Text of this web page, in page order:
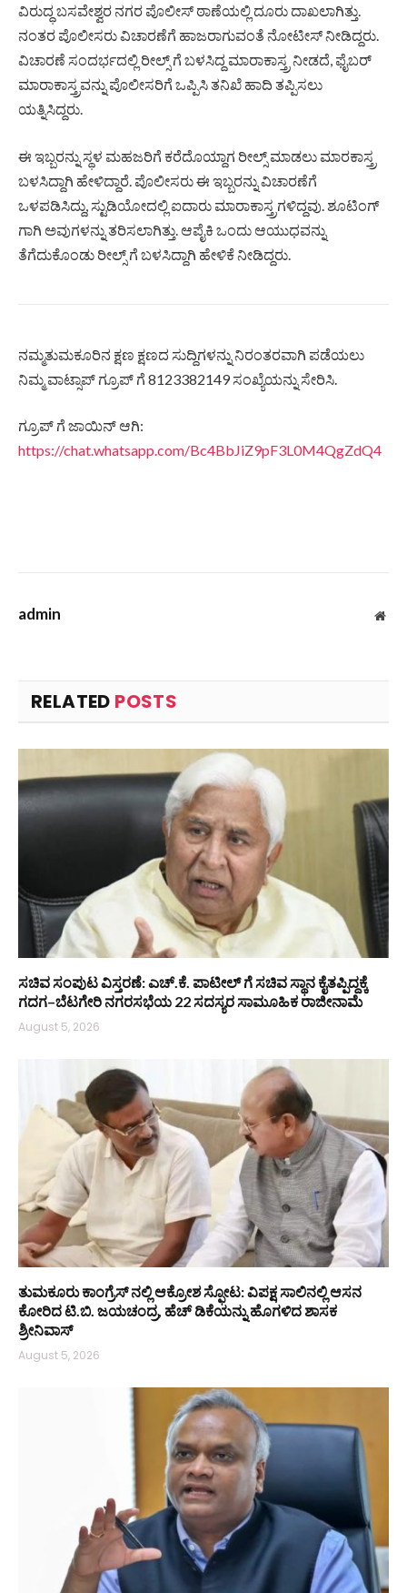
ವಿರುದ್ಧ ಬಸವೇಶ್ವರ ನಗರ ಪೊಲೀಸ್ ಠಾಣೆಯಲ್ಲಿ ದೂರು ದಾಖಲಾಗಿತ್ತು.
ನಂತರ ಪೊಲೀಸರು ವಿಚಾರಣೆಗೆ ಹಾಜರಾಗುವಂತೆ ನೋಟೀಸ್ ನೀಡಿದ್ದರು.
ವಿಚಾರಣೆ ಸಂದರ್ಭದಲ್ಲಿ ರೀಲ್ಸ್ ಗೆ ಬಳಸಿದ್ದ ಮಾರಾಕಾಸ್ತ್ರ ನೀಡದೆ, ಫೈಬರ್
ಮಾರಾಕಾಸ್ತ್ರವನ್ನು ಪೊಲೀಸರಿಗೆ ಒಪ್ಪಿಸಿ ತನಿಖೆ ಹಾದಿ ತಪ್ಪಿಸಲು
ಯತ್ನಿಸಿದ್ದರು.
ಈ ಇಬ್ಬರನ್ನು ಸ್ಥಳ ಮಹಜರಿಗೆ ಕರೆದೊಯ್ದಾಗ ರೀಲ್ಸ್ ಮಾಡಲು ಮಾರಕಾಸ್ತ್ರ
ಬಳಸಿದ್ದಾಗಿ ಹೇಳಿದ್ದಾರೆ. ಪೊಲೀಸರು ಈ ಇಬ್ಬರನ್ನು ವಿಚಾರಣೆಗೆ
ಒಳಪಡಿಸಿದ್ದು, ಸ್ಟುಡಿಯೋದಲ್ಲಿ ಐದಾರು ಮಾರಾಕಾಸ್ತ್ರಗಳಿದ್ದವು. ಶೂಟಿಂಗ್
ಗಾಗಿ ಅವುಗಳನ್ನು ತರಿಸಲಾಗಿತ್ತು. ಆಪೈಕಿ ಒಂದು ಆಯುಧವನ್ನು
ತೆಗೆದುಕೊಂಡು ರೀಲ್ಸ್ ಗೆ ಬಳಸಿದ್ದಾಗಿ ಹೇಳಿಕೆ ನೀಡಿದ್ದರು.
ನಮ್ಮತುಮಕೂರಿನ ಕ್ಷಣ ಕ್ಷಣದ ಸುದ್ದಿಗಳನ್ನು ನಿರಂತರವಾಗಿ ಪಡೆಯಲು
ನಿಮ್ಮ ವಾಟ್ಸಾಪ್ ಗ್ರೂಪ್ ಗೆ 8123382149 ಸಂಖ್ಯೆಯನ್ನು ಸೇರಿಸಿ.
ಗ್ರೂಪ್ ಗೆ ಜಾಯಿನ್ ಆಗಿ:
https://chat.whatsapp.com/Bc4BbJiZ9pF3L0M4QgZdQ4
admin
RELATED POSTS
ಸಚಿವ ಸಂಪುಟ ವಿಸ್ತರಣೆ: ಎಚ್.ಕೆ. ಪಾಟೀಲ್ ಗೆ ಸಚಿವ ಸ್ಥಾನ ಕೈತಪ್ಪಿದ್ದಕ್ಕೆ
ಗದಗ–ಬೆಟಗೇರಿ ನಗರಸಭೆಯ 22 ಸದಸ್ಯರ ಸಾಮೂಹಿಕ ರಾಜೀನಾಮೆ
August 5, 2026
ತುಮಕೂರು ಕಾಂಗ್ರೆಸ್ ನಲ್ಲಿ ಆಕ್ರೋಶ ಸ್ಫೋಟ: ವಿಪಕ್ಷ ಸಾಲಿನಲ್ಲಿ ಆಸನ
ಕೋರಿದ ಟಿ.ಬಿ. ಜಯಚಂದ್ರ, ಹೆಚ್ ಡಿಕೆಯನ್ನು ಹೊಗಳಿದ ಶಾಸಕ
ಶ್ರೀನಿವಾಸ್
August 5, 2026